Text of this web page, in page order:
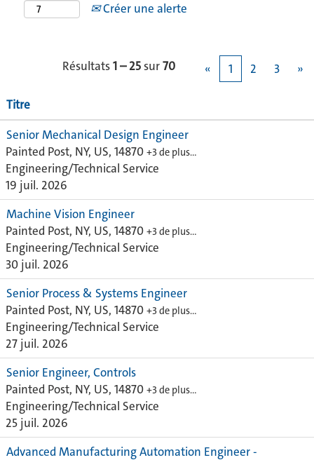
Créer une alerte
Résultats1 – 25 sur70 « 1 2 3 »
Titre
Senior Mechanical Design Engineer
Painted Post, NY, US, 14870 +3 de plus…
Engineering/Technical Service
19 juil. 2026
Machine Vision Engineer
Painted Post, NY, US, 14870 +3 de plus…
Engineering/Technical Service
30 juil. 2026
Senior Process & Systems Engineer
Painted Post, NY, US, 14870 +3 de plus…
Engineering/Technical Service
27 juil. 2026
Senior Engineer, Controls
Painted Post, NY, US, 14870 +3 de plus…
Engineering/Technical Service
25 juil. 2026
Advanced Manufacturing Automation Engineer -